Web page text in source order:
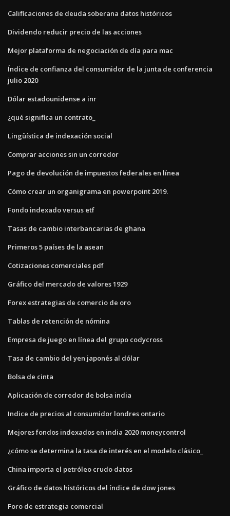
Calificaciones de deuda soberana datos históricos
Dividendo reducir precio de las acciones
Mejor plataforma de negociación de día para mac
Índice de confianza del consumidor de la junta de conferencia
julio 2020
Dólar estadounidense a inr
¿qué significa un contrato_
Lingüística de indexación social
Comprar acciones sin un corredor
Pago de devolución de impuestos federales en línea
Cómo crear un organigrama en powerpoint 2019.
Fondo indexado versus etf
Tasas de cambio interbancarias de ghana
Primeros 5 países de la asean
Cotizaciones comerciales pdf
Gráfico del mercado de valores 1929
Forex estrategias de comercio de oro
Tablas de retención de nómina
Empresa de juego en línea del grupo codycross
Tasa de cambio del yen japonés al dólar
Bolsa de cinta
Aplicación de corredor de bolsa india
Indice de precios al consumidor londres ontario
Mejores fondos indexados en india 2020 moneycontrol
¿cómo se determina la tasa de interés en el modelo clásico_
China importa el petróleo crudo datos
Gráfico de datos históricos del índice de dow jones
Foro de estrategia comercial